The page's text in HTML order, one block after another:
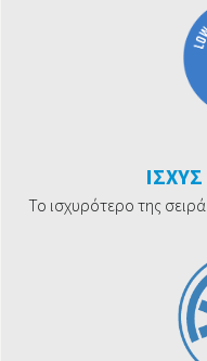
Το ισχυρότερο της